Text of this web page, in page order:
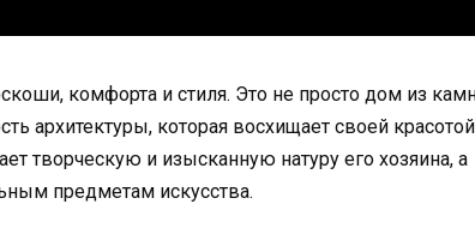
комфорта и стиля. Это не просто дом из
архитектуры, которая восхищает своей
творческую и изысканную натуру его хозяина, а
предметам искусства.